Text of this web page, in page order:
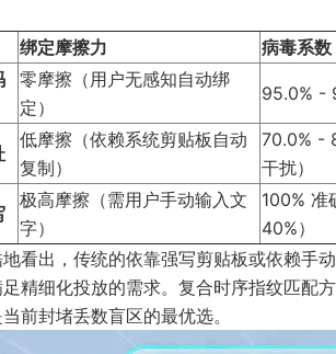
绑定摩擦力
病毒系
零摩擦（用户无感知自动绑
定）
95.0% -
低摩擦（依赖系统剪贴板自动
复制）
70.0% -
干扰）
极高摩擦（需用户手动输入文
字）
100% 准
40%）
看出，传统的依靠强写剪贴板或依赖手
精细化投放的需求。复合时序指纹匹配
前封堵丢数盲区的最优选。